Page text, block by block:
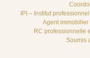
IPI – Institut
Agent
RC professionnelle
Soumis